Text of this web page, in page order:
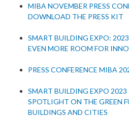
MIBA NOVEMBER PRESS
DOWNLOAD THE PRESS KIT
SMART BUILDING EXPO:
EVEN MORE ROOM FOR
PRESS CONFERENCE MIBA
SMART BUILDING EXPO 2023
SPOTLIGHT ON THE GREEN
BUILDINGS AND CITIES